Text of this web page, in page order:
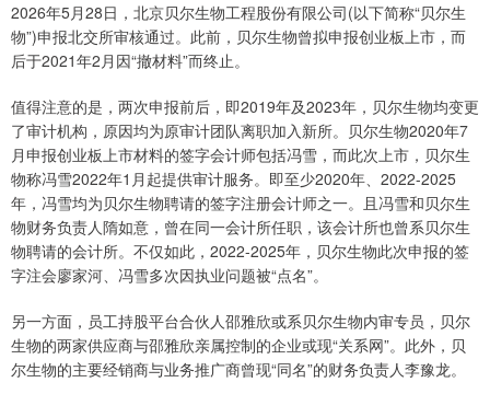
2026年5月28日，北京贝尔生物工程股份有限公司(以下简称“贝尔生
物”)申报北交所审核通过。此前，贝尔生物曾拟申报创业板上市，而
后于2021年2月因“撤材料”而终止。
值得注意的是，两次申报前后，即2019年及2023年，贝尔生物均变更
了审计机构，原因均为原审计团队离职加入新所。贝尔生物2020年7
月申报创业板上市材料的签字会计师包括冯雪，而此次上市，贝尔生
物称冯雪2022年1月起提供审计服务。即至少2020年、2022-2025
年，冯雪均为贝尔生物聘请的签字注册会计师之一。且冯雪和贝尔生
物财务负责人隋如意，曾在同一会计所任职，该会计所也曾系贝尔生
物聘请的会计所。不仅如此，2022-2025年，贝尔生物此次申报的签
字注会廖家河、冯雪多次因执业问题被“点名”。
另一方面，员工持股平台合伙人邵雅欣或系贝尔生物内审专员，贝尔
生物的两家供应商与邵雅欣亲属控制的企业或现“关系网”。此外，贝
尔生物的主要经销商与业务推广商曾现“同名”的财务负责人李豫龙。